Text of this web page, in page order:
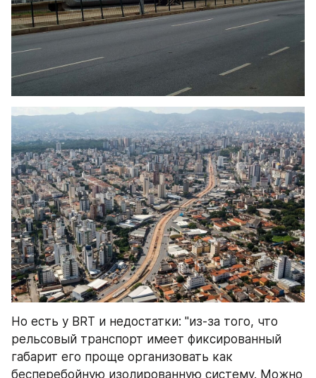
Но есть у BRT и недостатки: "из-за того, что
рельсовый транспорт имеет фиксированный
габарит его проще организовать как
бесперебойную изолированную систему. Можно